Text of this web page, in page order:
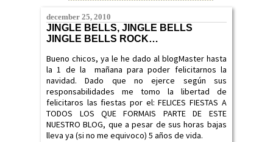
december 25, 2010
JINGLE BELLS, JINGLE BELLS
JINGLE BELLS ROCK…
Bueno chicos, ya le he dado al blogMaster hasta
la 1 de la mañana para poder felicitarnos la
navidad. Dado que no ejerce según sus
responsabilidades me tomo la libertad de
felicitaros las fiestas por el: FELICES FIESTAS A
TODOS LOS QUE FORMAIS PARTE DE ESTE
NUESTRO BLOG, que a pesar de sus horas bajas
lleva ya (si no me equivoco) 5 años de vida.